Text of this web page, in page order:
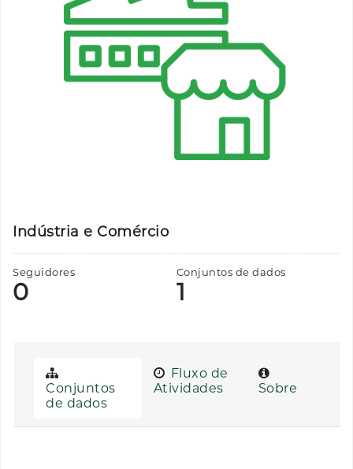
Indústria e Comércio
Seguidores
0
Conjuntos de dados
1
Conjuntos
de dados
Fluxo de
Atividades
Sobre